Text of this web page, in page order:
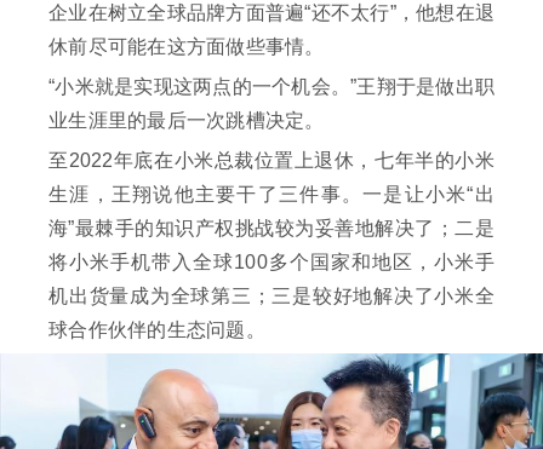
企业在树立全球品牌方面普遍“还不太行”，他想在退
休前尽可能在这方面做些事情。
“小米就是实现这两点的一个机会。”王翔于是做出职
业生涯里的最后一次跳槽决定。
至2022年底在小米总裁位置上退休，七年半的小米
生涯，王翔说他主要干了三件事。一是让小米“出
海”最棘手的知识产权挑战较为妥善地解决了；二是
将小米手机带入全球100多个国家和地区，小米手
机出货量成为全球第三；三是较好地解决了小米全
球合作伙伴的生态问题。